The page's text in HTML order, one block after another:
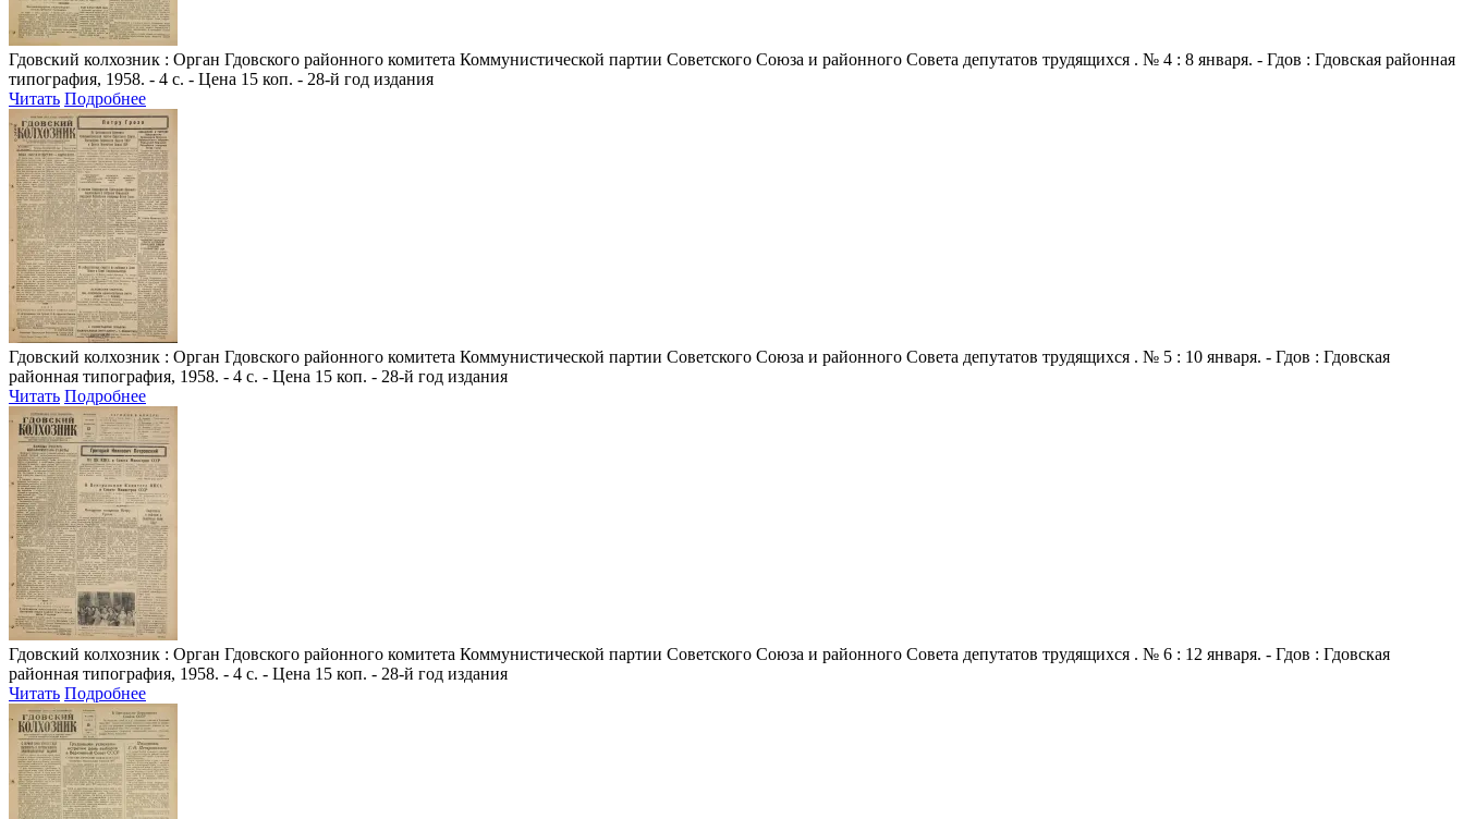
Гдовский колхозник : Орган Гдовского районного комитета Коммунистической партии Советского Союза и районного Совета депутатов трудящихся . № 4 : 8 января. - Гдов : Гдовская районная
типография, 1958. - 4 с. - Цена 15 коп. - 28-й год издания
Читать Подробнее
Гдовский колхозник : Орган Гдовского районного комитета Коммунистической партии Советского Союза и районного Совета депутатов трудящихся . № 5 : 10 января. - Гдов : Гдовская
районная типография, 1958. - 4 с. - Цена 15 коп. - 28-й год издания
Читать Подробнее
Гдовский колхозник : Орган Гдовского районного комитета Коммунистической партии Советского Союза и районного Совета депутатов трудящихся . № 6 : 12 января. - Гдов : Гдовская
районная типография, 1958. - 4 с. - Цена 15 коп. - 28-й год издания
Читать Подробнее